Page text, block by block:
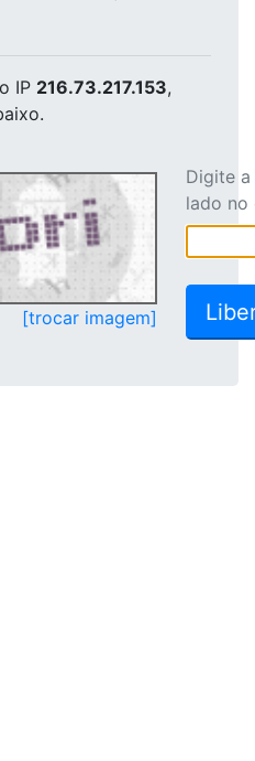
IP 216.73.217.153,
[trocar imagem]
Digite
lado no